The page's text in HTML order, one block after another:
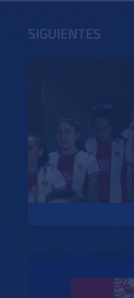
SIGUIENTES